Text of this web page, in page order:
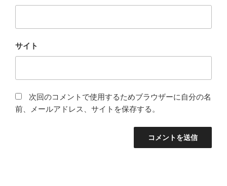
サイト
次回のコメントで使用するためブラウザーに自分の名
前、メールアドレス、サイトを保存する。